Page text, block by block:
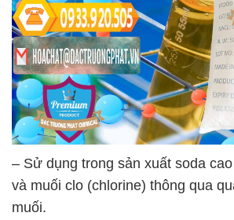
– Sử dụng trong sản xuất soda
và muối clo (chlorine) thông qua
muối.